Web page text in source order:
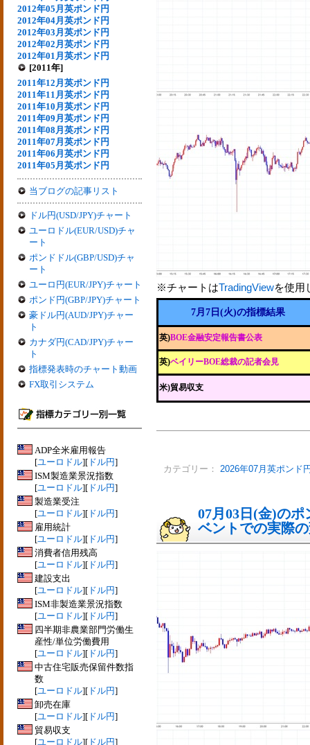
2012年05月英ポンド円
2012年04月英ポンド円
2012年03月英ポンド円
2012年02月英ポンド円
2012年01月英ポンド円
[2011年]
2011年12月英ポンド円
2011年11月英ポンド円
2011年10月英ポンド円
2011年09月英ポンド円
2011年08月英ポンド円
2011年07月英ポンド円
2011年06月英ポンド円
2011年05月英ポンド円
当ブログの記事リスト
ドル円(USD/JPY)チャート
ユーロドル(EUR/USD)チャ
ート
ポンドドル(GBP/USD)チャ
ート
ユーロ円(EUR/JPY)チャート
ポンド円(GBP/JPY)チャート
豪ドル円(AUD/JPY)チャー
ト
カナダ円(CAD/JPY)チャー
ト
指標発表時のチャート動画
FX取引システム
ADP全米雇用報告
[ユーロドル][ ドル円]
ISM製造業景況指数
[ユーロドル][ ドル円]
製造業受注
[ユーロドル][ ドル円]
雇用統計
[ユーロドル][ ドル円]
消費者信用残高
[ユーロドル][ ドル円]
建設支出
[ユーロドル][ ドル円]
ISM非製造業景況指数
[ユーロドル][ ドル円]
四半期非農業部門労働生
産性/単位労働費用
[ユーロドル][ ドル円]
中古住宅販売保留件数指
数
[ユーロドル][ ドル円]
卸売在庫
[ユーロドル][ ドル円]
貿易収支
[ユーロドル][ ドル円]
※チャートはTradingViewを使用
7月7日(火)の指標結果
英)BOE金融安定報告書公表
英)ベイリーBOE総裁の記者会見
米)貿易収支
カテゴリー： 2026年07月英ポンド
07月03日(金)の
ベントでの実際